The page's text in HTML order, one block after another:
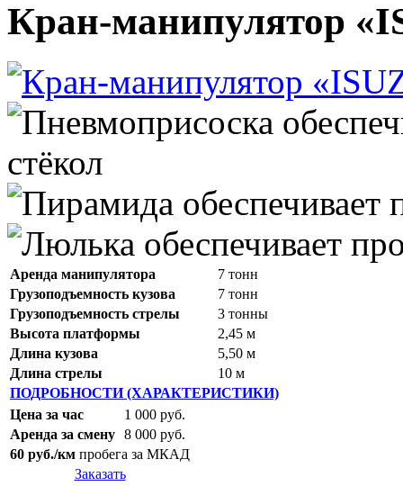
Кран-манипулятор
Аренда манипулятора
7 тонн
Грузоподъемность кузова
7 тонн
Грузоподъемность стрелы
3 тонны
Высота платформы
2,45 м
Длина кузова
5,50 м
Длина стрелы
10 м
ПОДРОБНОСТИ (ХАРАКТЕРИСТИКИ)
Цена за час
1 000 руб.
Аренда за смену 8 000 руб.
60 руб./км пробега за МКАД
Заказать